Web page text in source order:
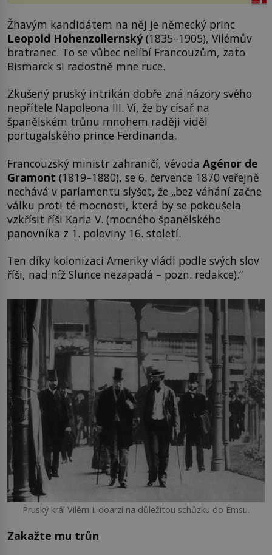
Žhavým kandidátem na něj je německý princ
Leopold Hohenzollernský(1835–1905), Vilémův
bratranec. To se vůbec nelíbí Francouzům, zato
Bismarck si radostně mne ruce.
Zkušený pruský intrikán dobře zná názory svého
nepřítele Napoleona III. Ví, že by císař na
španělském trůnu mnohem raději viděl
portugalského prince Ferdinanda.
Francouzský ministr zahraničí, vévoda Agénor de
Gramont (1819–1880), se 6. července 1870 veřejně
nechává v parlamentu slyšet, že „bez váhání začne
válku proti té mocnosti, která by se pokoušela
vzkřísit říši Karla V. (mocného španělského
panovníka z 1. poloviny 16. století.
Ten díky kolonizaci Ameriky vládl podle svých slov
říši, nad níž Slunce nezapadá – pozn. redakce).“
Pruský král Vilém I. doarzí na důležitou schůzku do Emsu.
Zakažte mu trůn